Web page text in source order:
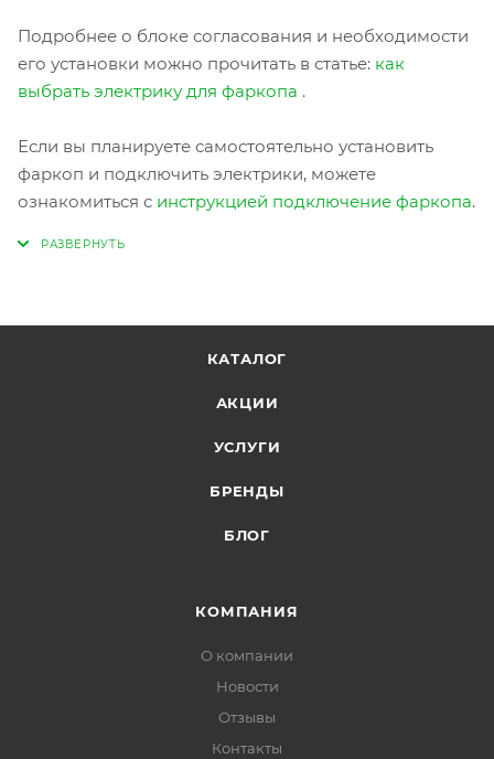
Подробнее о блоке согласования и необходимости
его установки можно прочитать в статье: как
выбрать электрику для фаркопа .
Если вы планируете самостоятельно установить
фаркоп и подключить электрики, можете
ознакомиться с инструкцией подключение фаркопа.
КАТАЛОГ
АКЦИИ
УСЛУГИ
БРЕНДЫ
БЛОГ
КОМПАНИЯ
О компании
Новости
Отзывы
Контакты